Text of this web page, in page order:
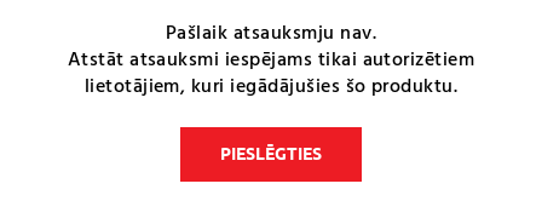
Pašlaik atsauksmju nav.
Atstāt atsauksmi iespējams tikai autorizētiem
lietotājiem, kuri iegādājušies šo produktu.
PIESLĒGTIES